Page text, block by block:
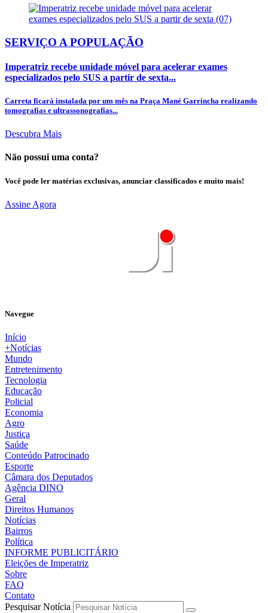
SERVIÇO A POPULAÇÃO
Imperatriz recebe unidade móvel para acelerar exames
especializados pelo SUS a partir de sexta...
Carreta ficará instalada por um mês na Praça Mané Garrincha realizando
tomografias e ultrassonografias...
Descubra Mais
Não possui uma conta?
Você pode ler matérias exclusivas, anunciar classificados e muito mais!
Assine Agora
Navegue
Início
+Notícias
Mundo
Entretenimento
Tecnologia
Educação
Policial
Economia
Agro
Justiça
Saúde
Conteúdo Patrocinado
Esporte
Câmara dos Deputados
Agência DINO
Geral
Direitos Humanos
Notícias
Bairros
Política
INFORME PUBLICITÁRIO
Eleições de Imperatriz
Sobre
FAQ
Contato
Pesquisar Notícia